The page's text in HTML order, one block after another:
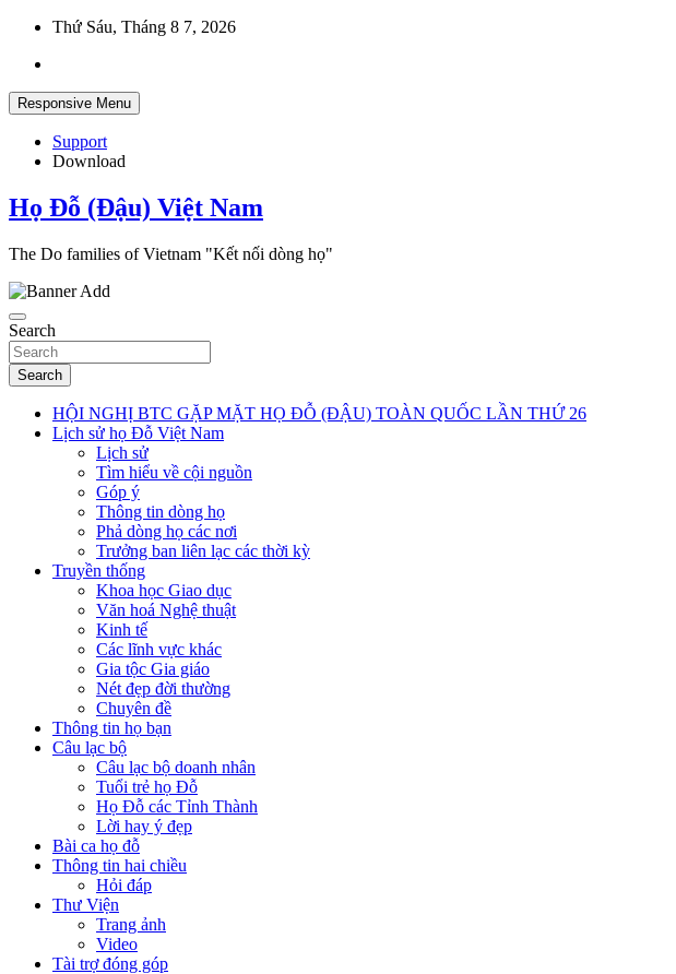
Skip
content
Thứ Sáu, Tháng 8 7, 2026
Responsive Menu
Support
Download
Họ Đỗ (Đậu) Việt Nam
The Do families of Vietnam "Kết nối dòng họ"
Search
Search
HỘI NGHỊ BTC GẶP MẶT HỌ ĐỖ (ĐẬU) TOÀN QUỐC LẦN THỨ 26
Lịch sử họ Đỗ Việt Nam
Lịch sử
Tìm hiểu về cội nguồn
Góp ý
Thông tin dòng họ
Phả dòng họ các nơi
Trưởng ban liên lạc các thời kỳ
Truyền thống
Khoa học Giao dục
Văn hoá Nghệ thuật
Kinh tế
Các lĩnh vực khác
Gia tộc Gia giáo
Nét đẹp đời thường
Chuyên đề
Thông tin họ bạn
Câu lạc bộ
Câu lạc bộ doanh nhân
Tuổi trẻ họ Đỗ
Họ Đỗ các Tỉnh Thành
Lời hay ý đẹp
Bài ca họ đỗ
Thông tin hai chiều
Hỏi đáp
Thư Viện
Trang ảnh
Video
Tài trợ đóng góp